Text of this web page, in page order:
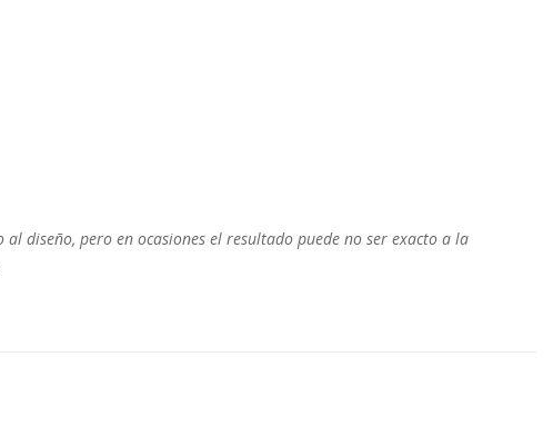
diseño, pero en ocasiones el resultado puede no ser exacto a la